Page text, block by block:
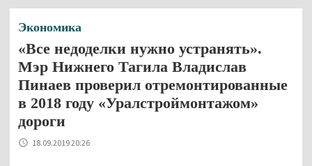
Экономика
«Все недоделки нужно устранять».
Мэр Нижнего Тагила Владислав
Пинаев проверил отремонтированные
в 2018 году «Уралстроймонтажом»
дороги
18.09.2019 20:26